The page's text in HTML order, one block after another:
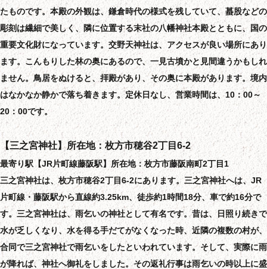
たものです。本殿の外観は、鎌倉時代の様式を残していて、蟇股などの
彫刻は繊細で美しく、隣に位置する末社の八幡神社本殿とともに、国の
重要文化財になっています。交野天神社は、アクセスが良い場所にあり
ます。こんもりした林の奥にあるので、一見古墳かと見間違うかもしれ
ません。鳥居をぬけると、拝殿があり、その奥に本殿があります。境内
はなかなか静かで落ち着きます。定休日なし、営業時間は、10：00～
20：00です。
【三之宮神社】所在地：枚方市穂谷2丁目6-2
最寄り駅【JR片町線藤阪駅】所在地：枚方市藤阪南町2丁目1
三之宮神社は、枚方市穂谷2丁目6-2にあります。三之宮神社へは、JR
片町線・藤阪駅から直線約3.25km、徒歩約1時間18分、車で約16分で
す。三之宮神社は、雨乞いの神社として有名です。昔は、日照り続きで
水が乏しくなり、水を得る手だてがなくなった時、近隣の複数の村が、
合同で三之宮神社で雨乞いをしたといわれています。そして、実際に雨
が降れば、神社へ御礼をしました。その返礼行事は雨乞いの時以上に盛